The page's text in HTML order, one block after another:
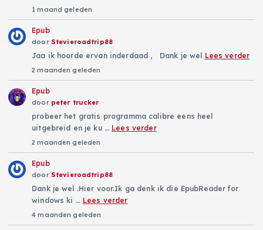
1 maand geleden
Epub
door Stevieroadtrip88
Jaa ik hoorde ervan inderdaad , Dank je wel Lees verder
2 maanden geleden
Epub
door peter trucker
probeer het gratis programma calibre eens heel
uitgebreid en je ku … Lees verder
2 maanden geleden
Epub
door Stevieroadtrip88
Dank je wel .Hier voor.Ik ga denk ik die EpubReader for
windows ki … Lees verder
4 maanden geleden